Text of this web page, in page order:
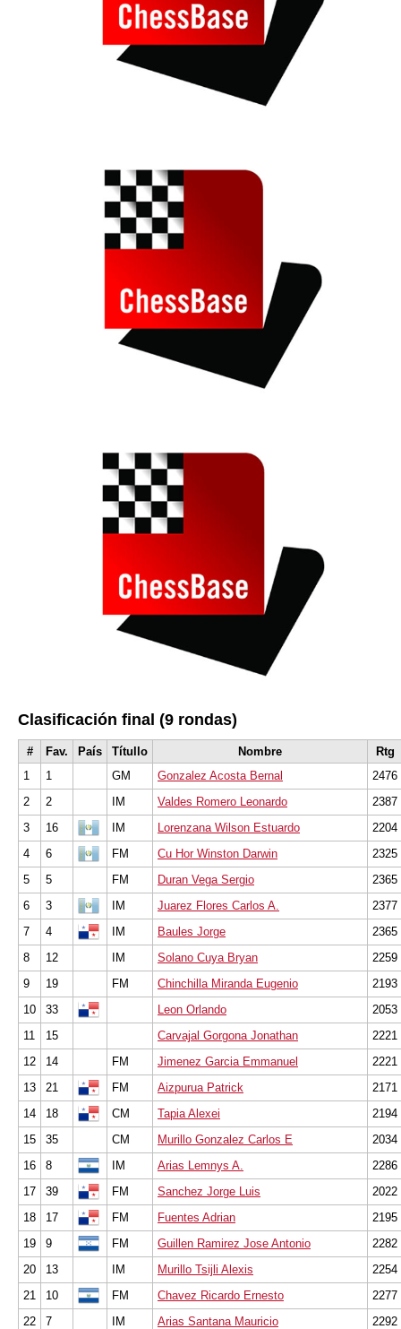
Clasificación final (9 rondas)
# Fav. País Títullo Nombre
Rtg
1
1 GM Gonzalez Acosta Bernal
2476
2
2 IM Valdes Romero Leonardo
2387
3
16 IM Lorenzana Wilson Estuardo
2204
4
6 FM Cu Hor Winston Darwin
2325
5
5 FM Duran Vega Sergio
2365
6
3 IM Juarez Flores Carlos A.
2377
7
4 IM Baules Jorge
2365
8
12 IM Solano Cuya Bryan
2259
9
19 FM Chinchilla Miranda Eugenio
2193
10
33 Leon Orlando
2053
11
15 Carvajal Gorgona Jonathan
2221
12
14 FM Jimenez Garcia Emmanuel
2221
13
21 FM Aizpurua Patrick
2171
14
18 CM Tapia Alexei
2194
15
35 CM Murillo Gonzalez Carlos E
2034
16
8 IM Arias Lemnys A.
2286
17
39 FM Sanchez Jorge Luis
2022
18
17 FM Fuentes Adrian
2195
19
9 FM Guillen Ramirez Jose Antonio
2282
20
13 IM Murillo Tsijli Alexis
2254
21
10 FM Chavez Ricardo Ernesto
2277
22
7 IM Arias Santana Mauricio 2292